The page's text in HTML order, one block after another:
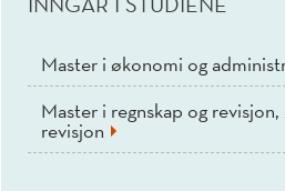
Master i økonomi og
Master i regnskap og
revisjon